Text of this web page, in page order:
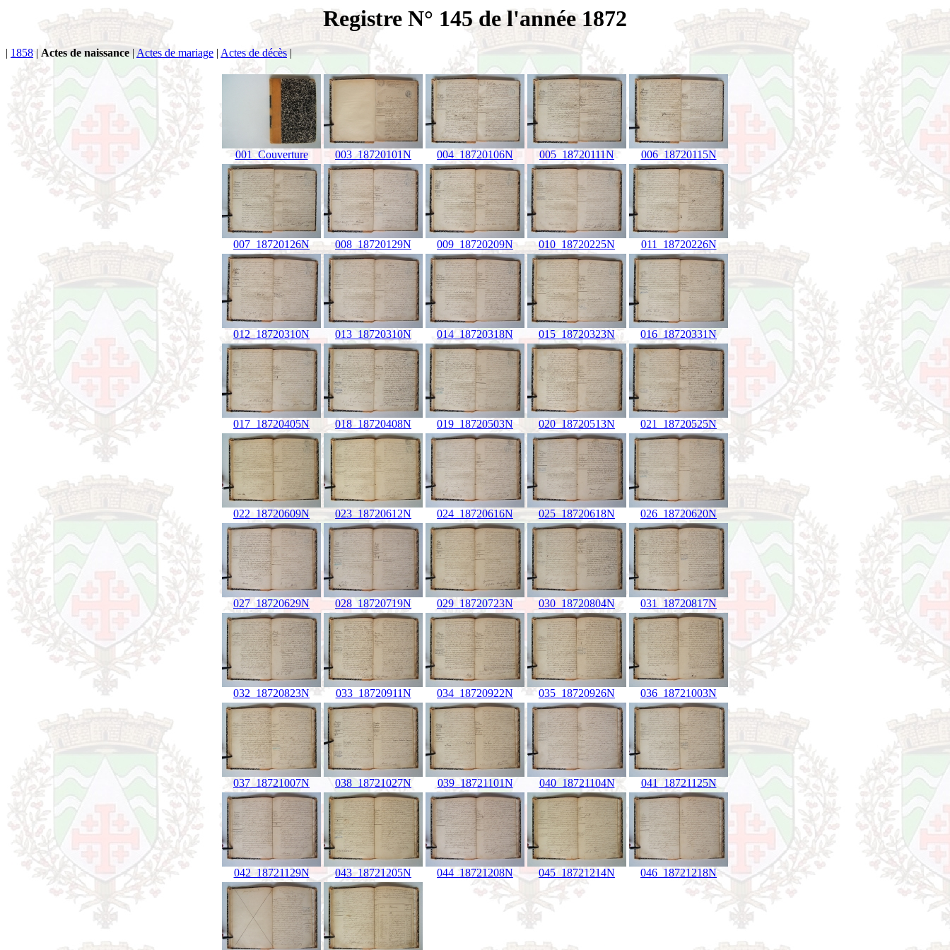
Registre N° 145 de l'année 1872
| 1858 | Actes de naissance | Actes de mariage | Actes de décès |
001_Couverture 003_18720101N 004_18720106N 005_18720111N 006_18720115N
007_18720126N 008_18720129N 009_18720209N 010_18720225N 011_18720226N
012_18720310N 013_18720310N 014_18720318N 015_18720323N 016_18720331N
017_18720405N 018_18720408N 019_18720503N 020_18720513N 021_18720525N
022_18720609N 023_18720612N 024_18720616N 025_18720618N 026_18720620N
027_18720629N 028_18720719N 029_18720723N 030_18720804N 031_18720817N
032_18720823N 033_18720911N 034_18720922N 035_18720926N 036_18721003N
037_18721007N 038_18721027N 039_18721101N 040_18721104N 041_18721125N
042_18721129N 043_18721205N 044_18721208N 045_18721214N 046_18721218N